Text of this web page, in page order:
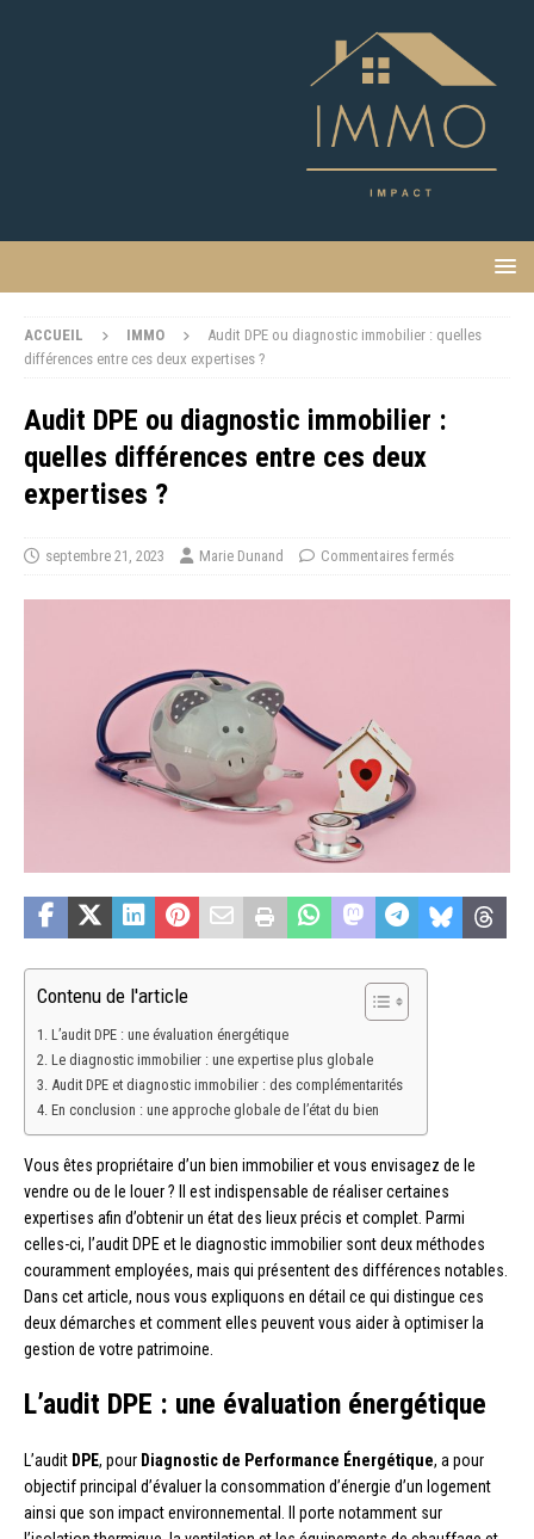
ACCUEIL IMMO
Audit DPE ou diagnostic immobilier : quelles
différences entre ces deux expertises ?
Audit DPE ou diagnostic immobilier :
quelles différences entre ces deux
expertises ?
septembre 21, 2023 Marie Dunand Commentaires fermés
Contenu de l'article
L’audit DPE : une évaluation énergétique
Le diagnostic immobilier : une expertise plus globale
Audit DPE et diagnostic immobilier : des complémentarités
En conclusion : une approche globale de l’état du bien
Vous êtes propriétaire d’un bien immobilier et vous envisagez de le
vendre ou de le louer ? Il est indispensable de réaliser certaines
expertises afin d’obtenir un état des lieux précis et complet. Parmi
celles-ci, l’audit DPE et le diagnostic immobilier sont deux méthodes
couramment employées, mais qui présentent des différences notables.
Dans cet article, nous vous expliquons en détail ce qui distingue ces
deux démarches et comment elles peuvent vous aider à optimiser la
gestion de votre patrimoine.
L’audit DPE : une évaluation énergétique
L’audit DPE, pour Diagnostic de Performance Énergétique, a pour
objectif principal d’évaluer la consommation d’énergie d’un logement
ainsi que son impact environnemental. Il porte notamment sur